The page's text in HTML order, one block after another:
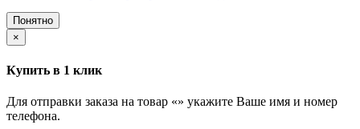
Понятно
×
Купить в 1 клик
Для отправки заказа на товар «» укажите Ваше имя и номер
телефона.